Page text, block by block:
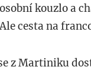
kouzlo a
cesta na
z Martiniku